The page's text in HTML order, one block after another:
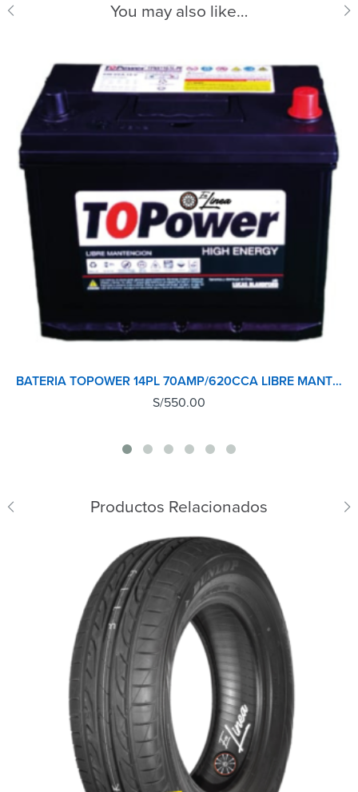
You may also like…
BATERIA TOPOWER 14PL 70AMP/620CCA LIBRE MANTENIMIENTO MADE IN KOREA
S/550.00
Productos Relacionados